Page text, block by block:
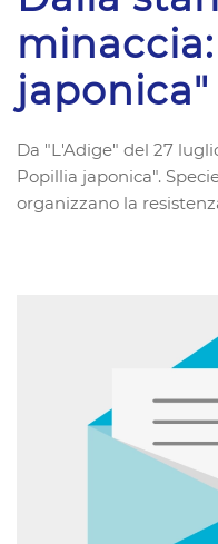
japonica"
Da "L'Adige" del 27
Popillia japonica".
organizzano la